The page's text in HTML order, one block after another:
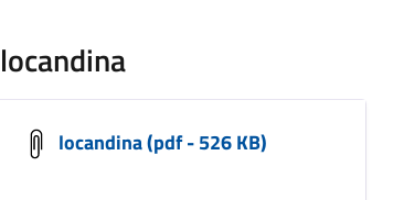
locandina
locandina (pdf - 526 KB)